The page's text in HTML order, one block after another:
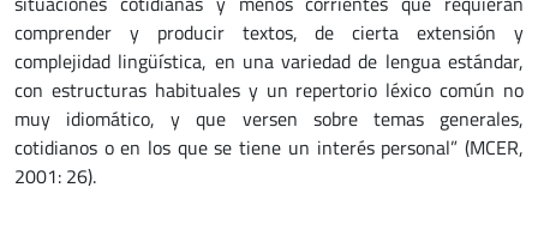
comprender y producir textos, de cierta extensión y
complejidad lingüística, en una variedad de lengua estándar,
con estructuras habituales y un repertorio léxico común no
muy idiomático, y que versen sobre temas generales,
cotidianos o en los que se tiene un interés personal” (MCER,
2001: 26).